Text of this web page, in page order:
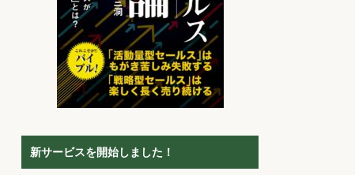
新サービスを開始しました！